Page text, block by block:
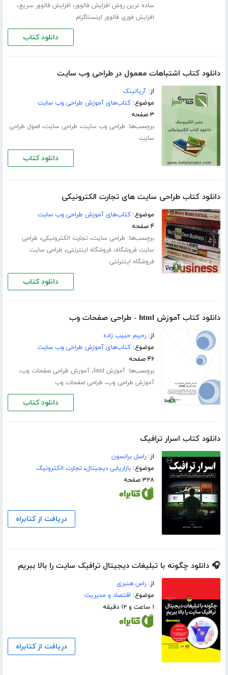
ساده ترین روش افزایش فالوور، افزایش فالوور سریع،
افزایش فوری فالوور اینستاگرام
دانلود کتاب
دانلود کتاب اشتباهات معمول در طراحی وب سایت
از:آریالینک
موضوع:کتاب‌های آموزش طراحی وب سایت
۳ صفحه
برچسب‌ها: طراحی وب سایت، طراحی سایت، اصول طراحی
سایت
دانلود کتاب
دانلود کتاب طراحی سایت های تجارت الکترونیکی
موضوع:کتاب‌های آموزش طراحی وب سایت
۴ صفحه
برچسب‌ها: طراحی سایت، تجارت الکترونیکی، طراحی
سایت فروشگاه، فروشگاه اینترنتی، طراحی سایت
فروشگاه اینترنتی
دانلود کتاب
دانلود کتاب آموزش html - طراحی صفحات وب
از:رحیم حبیب زاده
موضوع:کتاب‌های آموزش طراحی وب سایت
۴۶ صفحه
برچسب‌ها:آموزش html ،آموزش طراحی صفحات وب،
آموزش طراحی وب، طراحی صفحات وب
دانلود کتاب
دانلود کتاب اسرار ترافیک
از:راسل برانسون
موضوع:بازاریابی دیجیتال،تجارت الکترونیک
۳۲۸ صفحه
دریافت از کتابراه
🎧 دانلود چگونه با تبلیغات دیجیتال ترافیک سایت را بالا ببریم
از:راس هنبری
موضوع: اقتصاد و مدیریت
۱ ساعت و ۱۲ دقیقه
دریافت از کتابراه